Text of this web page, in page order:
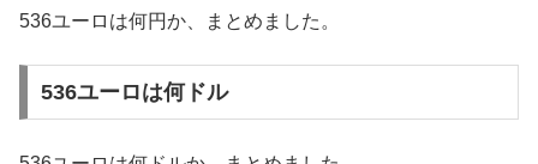
536ユーロは何円か、まとめました。
536ユーロは何ドル